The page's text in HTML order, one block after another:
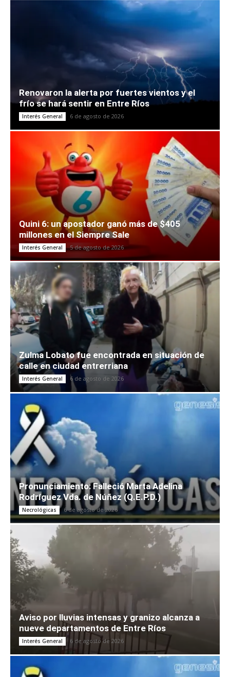
Renovaron la alerta por fuertes vientos y el
frío se hará sentir en Entre Ríos
Interés General 6 de agosto de 2026
Quini 6: un apostador ganó más de $405
millones en el Siempre Sale
Interés General 5 de agosto de 2026
Zulma Lobato fue encontrada en situación de
calle en ciudad entrerriana
Interés General 6 de agosto de 2026
Pronunciamiento: Falleció Marta Adelina
Rodríguez Vda. de Núñez (Q.E.P.D.)
Necrológicas 6 de agosto de 2026
Aviso por lluvias intensas y granizo alcanza a
nueve departamentos de Entre Ríos
Interés General 6 de agosto de 2026